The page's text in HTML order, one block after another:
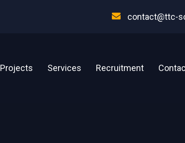
contact@ttc-
Projects Services Recruitment